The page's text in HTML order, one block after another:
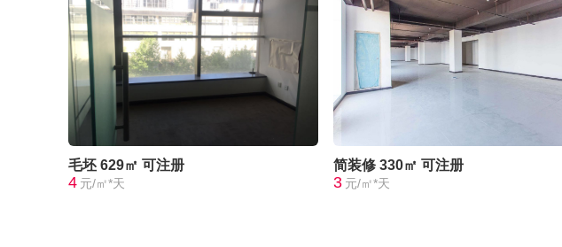
毛坯 629㎡ 可注册
4 元/㎡*天
简装修 330㎡ 可注册
3 元/㎡*天